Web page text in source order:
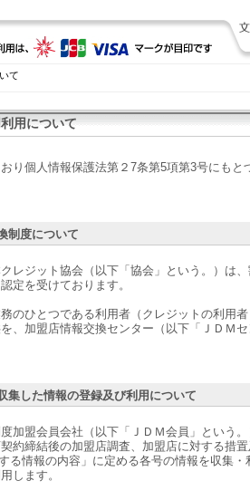
て
用について
り個人情報保護法第２7条第5項第3号にもと
制度について
レジット協会（以下「協会」という。）は
定を受けております。
のひとつである利用者（クレジットの利用
、加盟店情報交換センター（以下「ＪＤＭ
集した情報の登録及び利用について
加盟会員会社（以下「ＪＤＭ会員」という
約締結後の加盟店調査、加盟店に対する措
る情報の内容」に定める各号の情報を収集
します。